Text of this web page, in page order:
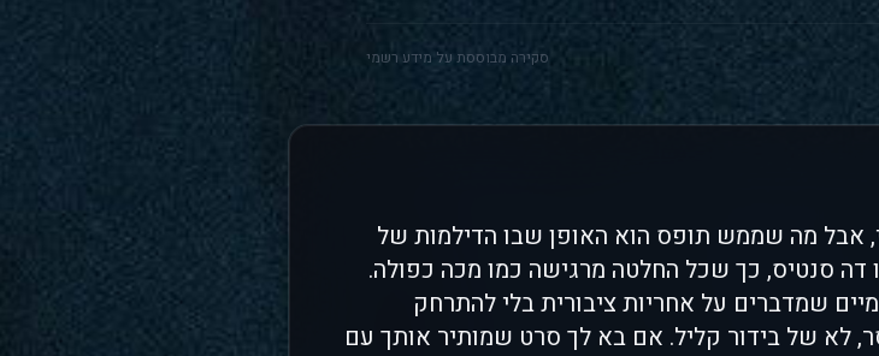
סקירה מבוססת על מידע רשמי
אבל מה שממש תופס הוא האופן שבו הדילמות של
דה סנטיס, כך שכל החלטה מרגישה כמו מכה כפולה.
שמדברים על אחריות ציבורית בלי להתרחק
לא של בידור קליל. אם בא לך סרט שמותיר אותך עם